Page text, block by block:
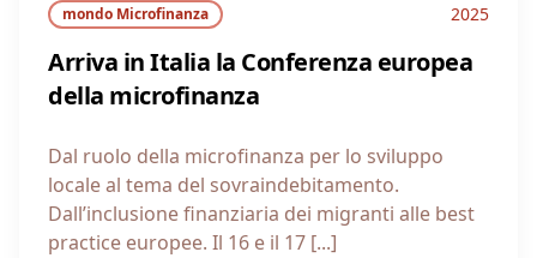
mondo Microfinanza 2025
Arriva in Italia la Conferenza europea
della microfinanza
Dal ruolo della microfinanza per lo sviluppo
locale al tema del sovraindebitamento.
Dall’inclusione finanziaria dei migranti alle best
practice europee. Il 16 e il 17 [...]